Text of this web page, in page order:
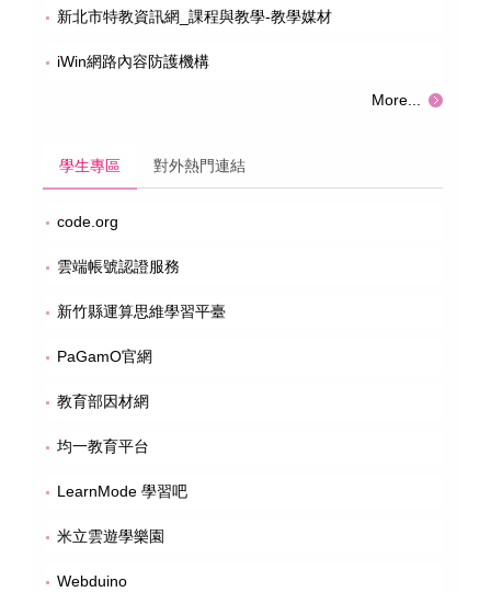
新北市特教資訊網_課程與教學-教學媒材
iWin網路內容防護機構
More...
學生專區 對外熱門連結
code.org
雲端帳號認證服務
新竹縣運算思維學習平臺
PaGamO官網
教育部因材網
均一教育平台
LearnMode 學習吧
米立雲遊學樂園
Webduino